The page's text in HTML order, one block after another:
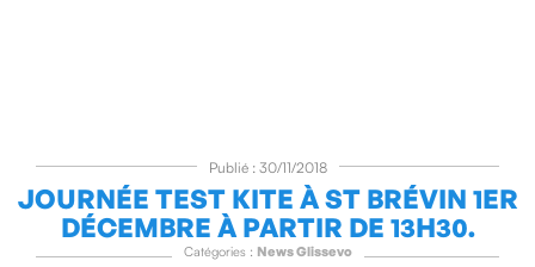
Publié : 30/11/2018
JOURNÉE TEST KITE À ST BRÉVIN 1ER
DÉCEMBRE À PARTIR DE 13H30.
Catégories : News Glissevo